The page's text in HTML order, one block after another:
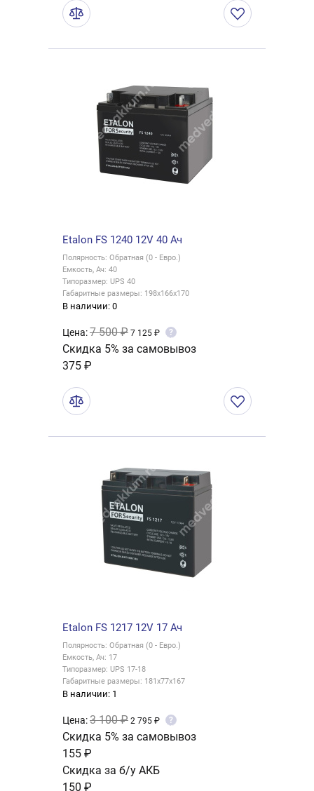
Etalon FS 1240 12V 40 Ач
Полярность: Обратная (0 - Евро.)
Емкость, Ач: 40
Типоразмер: UPS 40
Габаритные размеры: 198x166x170
В наличии: 0
Цена:7 500 ₽ 7 125 ₽ ?
Скидка 5% за самовывоз
375 ₽
Etalon FS 1217 12V 17 Ач
Полярность: Обратная (0 - Евро.)
Емкость, Ач: 17
Типоразмер: UPS 17-18
Габаритные размеры: 181x77x167
В наличии: 1
Цена:3 100 ₽ 2 795 ₽ ?
Скидка 5% за самовывоз
155 ₽
Скидка за б/у АКБ
150 ₽